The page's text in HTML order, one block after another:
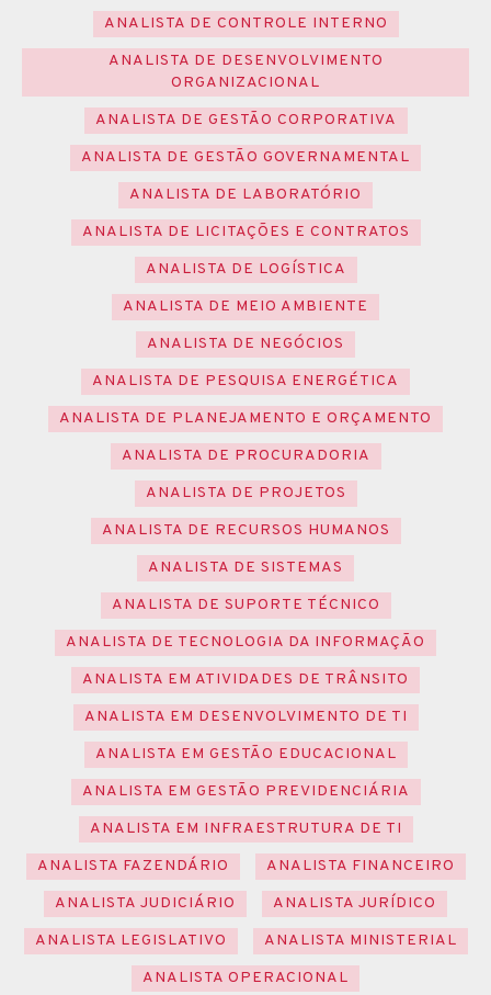
ANALISTA DE CONTROLE INTERNO
ANALISTA DE DESENVOLVIMENTO
ORGANIZACIONAL
ANALISTA DE GESTÃO CORPORATIVA
ANALISTA DE GESTÃO GOVERNAMENTAL
ANALISTA DE LABORATÓRIO
ANALISTA DE LICITAÇÕES E CONTRATOS
ANALISTA DE LOGÍSTICA
ANALISTA DE MEIO AMBIENTE
ANALISTA DE NEGÓCIOS
ANALISTA DE PESQUISA ENERGÉTICA
ANALISTA DE PLANEJAMENTO E ORÇAMENTO
ANALISTA DE PROCURADORIA
ANALISTA DE PROJETOS
ANALISTA DE RECURSOS HUMANOS
ANALISTA DE SISTEMAS
ANALISTA DE SUPORTE TÉCNICO
ANALISTA DE TECNOLOGIA DA INFORMAÇÃO
ANALISTA EM ATIVIDADES DE TRÂNSITO
ANALISTA EM DESENVOLVIMENTO DE TI
ANALISTA EM GESTÃO EDUCACIONAL
ANALISTA EM GESTÃO PREVIDENCIÁRIA
ANALISTA EM INFRAESTRUTURA DE TI
ANALISTA FAZENDÁRIO
ANALISTA FINANCEIRO
ANALISTA JUDICIÁRIO
ANALISTA JURÍDICO
ANALISTA LEGISLATIVO
ANALISTA MINISTERIAL
ANALISTA OPERACIONAL